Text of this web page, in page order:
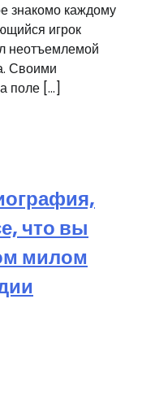
знакомо каждому
игрок
неотъемлемой
Своими
поле […]
что вы
милом